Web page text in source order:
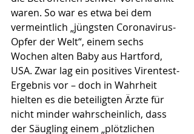
waren. So war es etwa bei dem
vermeintlich „jüngsten Coronavirus-
Opfer der Welt“, einem sechs
Wochen alten Baby aus Hartford,
USA. Zwar lag ein positives Virentest-
Ergebnis vor – doch in Wahrheit
hielten es die beteiligten Ärzte für
nicht minder wahrscheinlich, dass
der Säugling einem „plötzlichen